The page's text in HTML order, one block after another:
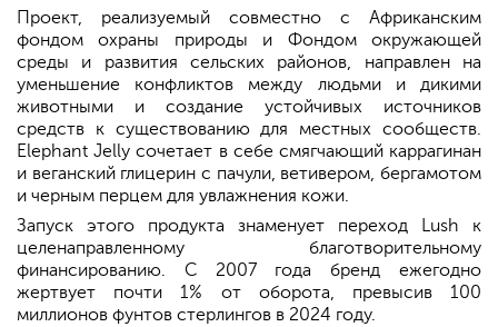
Проект, реализуемый совместно с Африканским
фондом охраны природы и Фондом окружающей
среды и развития сельских районов, направлен на
уменьшение конфликтов между людьми и дикими
животными и создание устойчивых источников
средств к существованию для местных сообществ.
Elephant Jelly сочетает в себе смягчающий каррагинан
и веганский глицерин с пачули, ветивером, бергамотом
и черным перцем для увлажнения кожи.
Запуск этого продукта знаменует переход Lush к
целенаправленному благотворительному
финансированию. С 2007 года бренд ежегодно
жертвует почти 1% от оборота, превысив 100
миллионов фунтов стерлингов в 2024 году.